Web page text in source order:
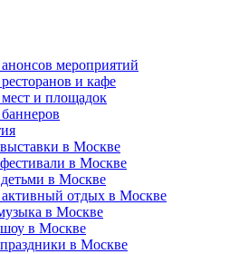
мероприятий
и кафе
и площадок
в Москве
в Москве
в Москве
отдых в Москве
в Москве
в Москве
в Москве